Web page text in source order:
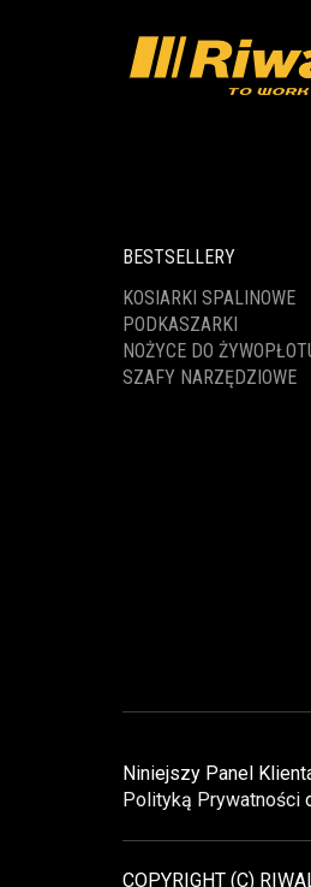
BESTSELLERY
KOSIARKI SPALINOWE
PODKASZARKI
NOŻYCE DO
SZAFY NARZĘDZIOWE
Niniejszy Panel
Polityką Prywatności
COPYRIGHT (C)